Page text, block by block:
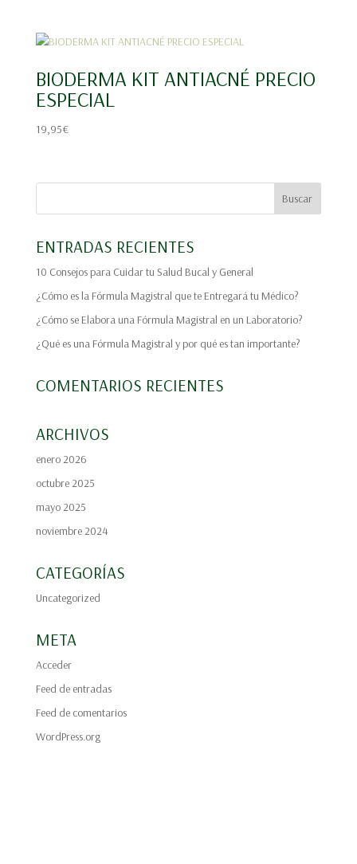
era:
es:
BIODERMA KIT ANTIACNÉ PRECIO
ESPECIAL
19,95€
ENTRADAS RECIENTES
10 Consejos para Cuidar tu Salud Bucal y General
¿Cómo es la Fórmula Magistral que te Entregará tu Médico?
¿Cómo se Elabora una Fórmula Magistral en un Laboratorio?
¿Qué es una Fórmula Magistral y por qué es tan importante?
COMENTARIOS RECIENTES
ARCHIVOS
enero 2026
octubre 2025
mayo 2025
noviembre 2024
CATEGORÍAS
Uncategorized
META
Acceder
Feed de entradas
Feed de comentarios
WordPress.org